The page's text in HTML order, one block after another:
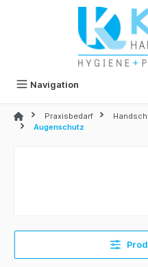
Navigation
Praxisbedarf
Augenschutz